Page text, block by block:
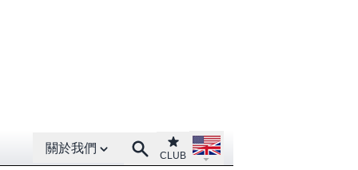
Open About menu
關於我們 SearchClub
CLUB
Open language menu